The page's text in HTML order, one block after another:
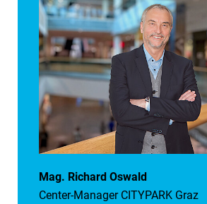
Mag. Richard Oswald
Center-Manager CITYPARK Graz